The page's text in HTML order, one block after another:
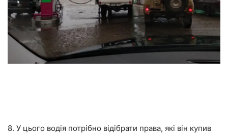
8. У цього водія потрібно відібрати права, які він купив